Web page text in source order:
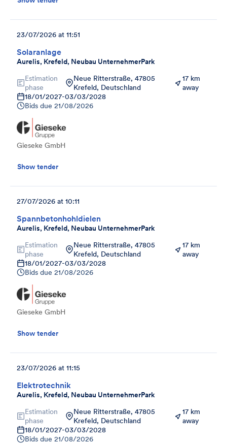
Solaranlage
Aurelis, Krefeld, Neubau UnternehmerPark
23/07/2026 at 11:51
Estimation
phase
Neue Ritterstraße, 47805
Krefeld, Deutschland
17 km
away
18/01/2027-03/03/2028
Bids due 21/08/2026
Gieseke GmbH
Show tender
Spannbetonhohldielen
Aurelis, Krefeld, Neubau UnternehmerPark
27/07/2026 at 10:11
Estimation
phase
Neue Ritterstraße, 47805
Krefeld, Deutschland
17 km
away
18/01/2027-03/03/2028
Bids due 21/08/2026
Gieseke GmbH
Show tender
Elektrotechnik
Aurelis, Krefeld, Neubau UnternehmerPark
23/07/2026 at 11:15
Estimation
phase
Neue Ritterstraße, 47805
Krefeld, Deutschland
17 km
away
18/01/2027-03/03/2028
Bids due 21/08/2026